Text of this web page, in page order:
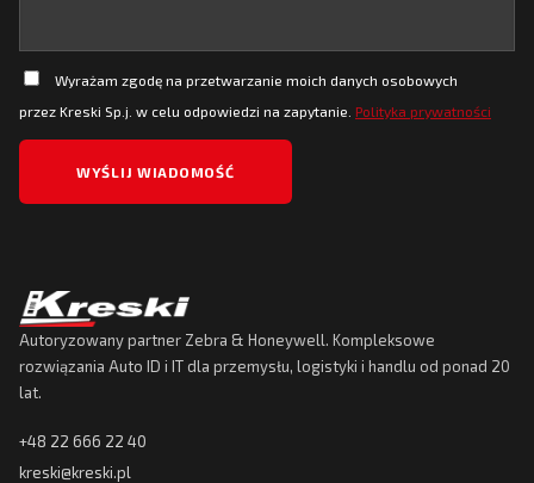
Wyrażam zgodę na przetwarzanie moich danych osobowych
przez Kreski Sp.j. w celu odpowiedzi na zapytanie. Polityka prywatności
Autoryzowany partner Zebra & Honeywell. Kompleksowe
rozwiązania Auto ID i IT dla przemysłu, logistyki i handlu od ponad 20
lat.
+48 22 666 22 40
kreski@kreski.pl